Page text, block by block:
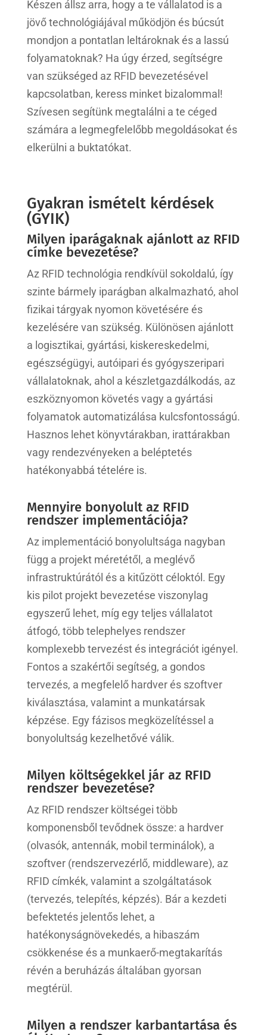
Készen állsz arra, hogy a te vállalatod is a
jövő technológiájával működjön és búcsút
mondjon a pontatlan leltároknak és a lassú
folyamatoknak? Ha úgy érzed, segítségre
van szükséged az RFID bevezetésével
kapcsolatban, keress minket bizalommal!
Szívesen segítünk megtalálni a te céged
számára a legmegfelelőbb megoldásokat és
elkerülni a buktatókat.
Gyakran ismételt kérdések
(GYIK)
Milyen iparágaknak ajánlott az RFID
címke bevezetése?
Az RFID technológia rendkívül sokoldalú, így
szinte bármely iparágban alkalmazható, ahol
fizikai tárgyak nyomon követésére és
kezelésére van szükség. Különösen ajánlott
a logisztikai, gyártási, kiskereskedelmi,
egészségügyi, autóipari és gyógyszeripari
vállalatoknak, ahol a készletgazdálkodás, az
eszköznyomon követés vagy a gyártási
folyamatok automatizálása kulcsfontosságú.
Hasznos lehet könyvtárakban, irattárakban
vagy rendezvényeken a beléptetés
hatékonyabbá tételére is.
Mennyire bonyolult az RFID
rendszer implementációja?
Az implementáció bonyolultsága nagyban
függ a projekt méretétől, a meglévő
infrastruktúrától és a kitűzött céloktól. Egy
kis pilot projekt bevezetése viszonylag
egyszerű lehet, míg egy teljes vállalatot
átfogó, több telephelyes rendszer
komplexebb tervezést és integrációt igényel.
Fontos a szakértői segítség, a gondos
tervezés, a megfelelő hardver és szoftver
kiválasztása, valamint a munkatársak
képzése. Egy fázisos megközelítéssel a
bonyolultság kezelhetővé válik.
Milyen költségekkel jár az RFID
rendszer bevezetése?
Az RFID rendszer költségei több
komponensből tevődnek össze: a hardver
(olvasók, antennák, mobil terminálok), a
szoftver (rendszervezérlő, middleware), az
RFID címkék, valamint a szolgáltatások
(tervezés, telepítés, képzés). Bár a kezdeti
befektetés jelentős lehet, a
hatékonyságnövekedés, a hibaszám
csökkenése és a munkaerő-megtakarítás
révén a beruházás általában gyorsan
megtérül.
Milyen a rendszer karbantartása és